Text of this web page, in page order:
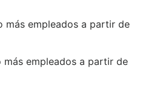
más empleados a partir de
más empleados a partir de